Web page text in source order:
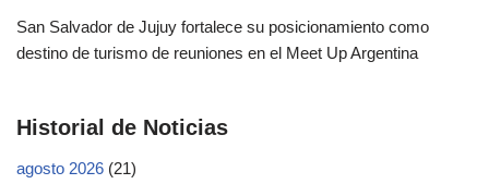
San Salvador de Jujuy fortalece su posicionamiento como
destino de turismo de reuniones en el Meet Up Argentina
Historial de Noticias
agosto 2026 (21)